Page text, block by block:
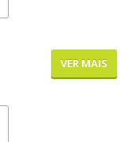
VER MAIS